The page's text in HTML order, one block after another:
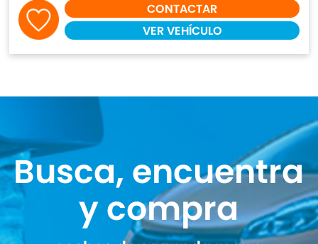
CONTACTAR
VER VEHÍCULO
Busca, encuentra
y compra